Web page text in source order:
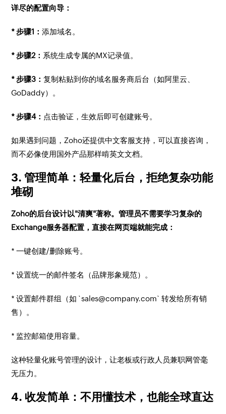
详尽的配置向导：
* 步骤1：添加域名。
* 步骤2： 系统生成专属的MX记录值。
* 步骤3：复制粘贴到你的域名服务商后台（如阿里云、
GoDaddy）。
* 步骤4： 点击验证，生效后即可创建账号。
如果遇到问题，Zoho还提供中文客服支持，可以直接咨询，
而不必像使用国外产品那样啃英文文档。
3. 管理简单：轻量化后台，拒绝复杂功能
堆砌
Zoho的后台设计以"清爽"著称。管理员不需要学习复杂的
Exchange服务器配置，直接在网页端就能完成：
* 一键创建/删除账号。
* 设置统一的邮件签名（品牌形象规范）。
* 设置邮件群组（如 `sales@company.com` 转发给所有销
售）。
* 监控邮箱使用容量。
这种轻量化账号管理的设计，让老板或行政人员兼职网管毫
无压力。
4. 收发简单：不用懂技术，也能全球直达